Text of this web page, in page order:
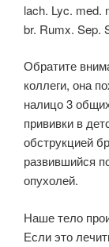
lach. Lyc. med.
br. Rumx. Sep.
Обратите
коллеги, она
налицо 3
прививки в
обструкцией
развившийся
опухолей.
Наше тело
Если это